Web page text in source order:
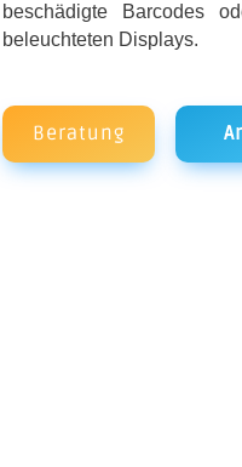
beschädigte Barcodes
beleuchteten Displays.
Beratung